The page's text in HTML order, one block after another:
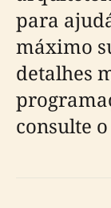
para
máximo
detalhes
consulte o